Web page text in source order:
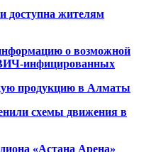
доступна жителям
о возможной
ВИЧ-инфицированных
продукцию в Алматы
схемы движения в
«Астана Арена»